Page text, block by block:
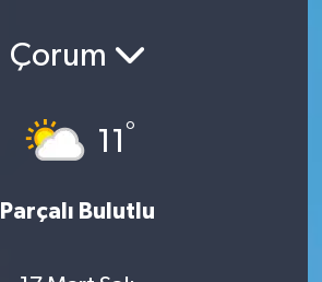
Çorum
11 °
Parçalı Bulutlu